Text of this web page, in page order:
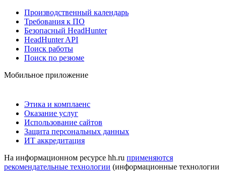
Производственный календарь
Требования к ПО
Безопасный HeadHunter
HeadHunter API
Поиск работы
Поиск по резюме
Мобильное приложение
Этика и комплаенс
Оказание услуг
Использование сайтов
Защита персональных данных
ИТ аккредитация
На информационном ресурсе hh.ru применяются
рекомендательные технологии (информационные технологии